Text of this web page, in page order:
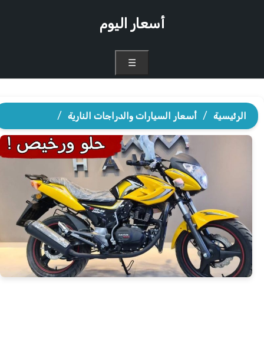
أسعار اليوم
الرئيسية / أسعار السيارات والدراجات النارية /